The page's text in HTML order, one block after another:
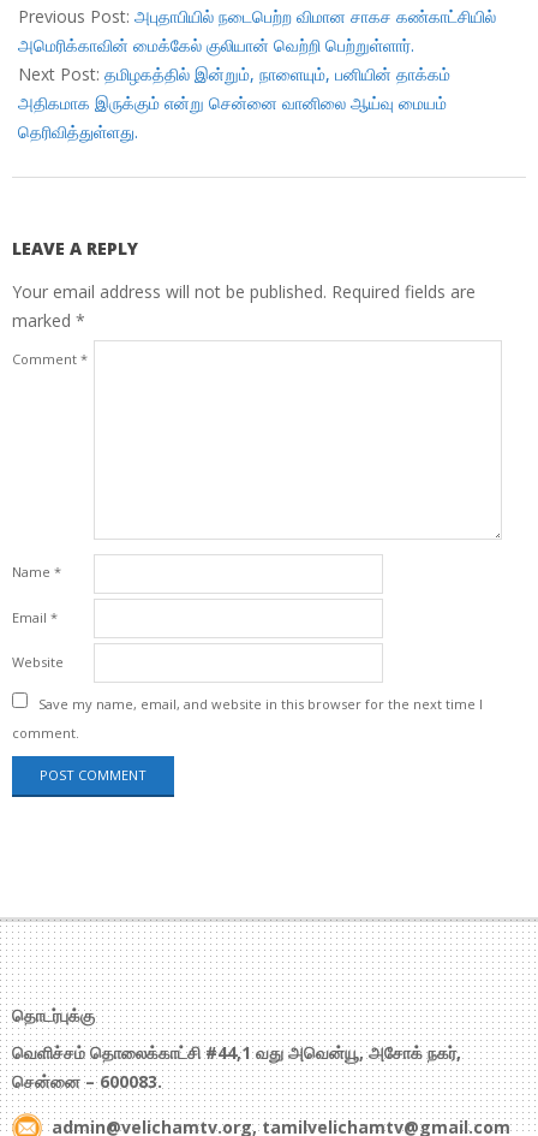
02-
05
Previous Post: அபுதாபியில் நடைபெற்ற விமான சாகச கண்காட்சியில்
அமெரிக்காவின் மைக்கேல் குலியான் வெற்றி பெற்றுள்ளார்.
Next Post: தமிழகத்தில் இன்றும், நாளையும், பனியின் தாக்கம்
அதிகமாக இருக்கும் என்று சென்னை வானிலை ஆய்வு மையம்
தெரிவித்துள்ளது.
LEAVE A REPLY
Your email address will not be published. Required fields are
marked *
Comment *
Name *
Email *
Website
Save my name, email, and website in this browser for the next time I
comment.
தொடர்புக்கு
வெளிச்சம் தொலைக்காட்சி #44,1 வது அவென்யூ, அசோக் நகர்,
சென்னை – 600083.
admin@velichamtv.org, tamilvelichamtv@gmail.com